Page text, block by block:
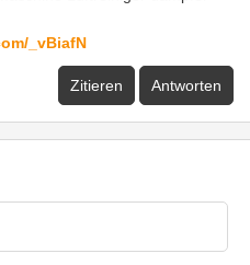
_vBiafN
Zitieren Antworten